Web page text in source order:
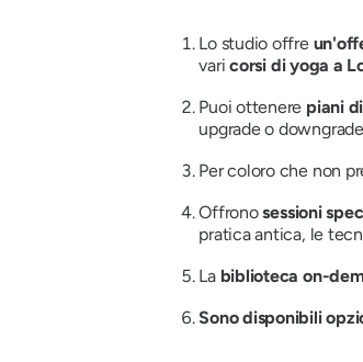
Lo studio offre
varicorsi di yoga a
Puoi ottenere piani
upgrade o
Per coloro che non
Offronosessioni
pratica antica, le
La biblioteca on-
Sono disponibili